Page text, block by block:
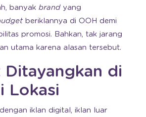
banyak brand yang
beriklannya di OOH demi
promosi. Bahkan, tak jarang
utama karena alasan tersebut.
Ditayangkan di
Lokasi
iklan digital, iklan luar